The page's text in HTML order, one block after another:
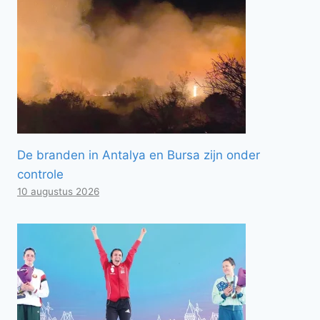
De branden in Antalya en Bursa zijn onder
controle
10 augustus 2026